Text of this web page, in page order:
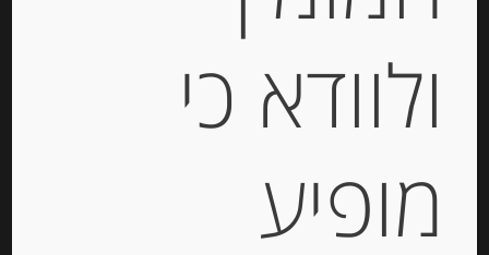
אגוזי פקאן מסוכרים 100 גרם
29.00
ולוודא כי
מופיע